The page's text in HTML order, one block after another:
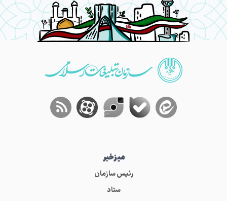
میز‌خبر
رئیس سازمان
ستاد